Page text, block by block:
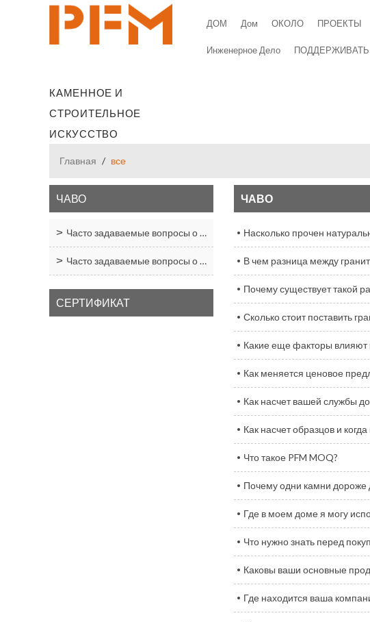
КАМЕННОЕ И
СТРОИТЕЛЬНОЕ
ИСКУССТВО
ДОМ Дом ОКОЛО ПРОЕКТЫ
Инженерное Дело ПОДДЕРЖИВАТЬ
Главная / все
ЧАВО
Часто задаваемые вопросы о предварительном приобретении
Часто задаваемые вопросы о PFM
СЕРТИФИКАТ
ЧАВО
Насколько прочен
В чем разница между
Почему существует такой
Сколько стоит поставить
Какие еще факторы влияют
Как меняется ценовое
Как насчет вашей службы
Как насчет образцов и
Что такое PFM MOQ?
Почему одни камни дороже
Где в моем доме я могу
Что нужно знать перед
Каковы ваши основные
Где находится ваша